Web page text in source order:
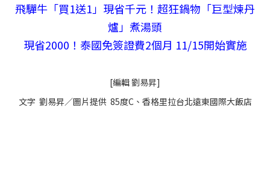
飛驒牛「買1送1」現省千元！超狂鍋物「巨型煉丹
爐」煮湯頭
現省2000！泰國免簽證費2個月 11/15開始實施
[編輯 劉易昇]
文字 劉易昇／圖片提供 85度C、香格里拉台北遠東國際大飯店